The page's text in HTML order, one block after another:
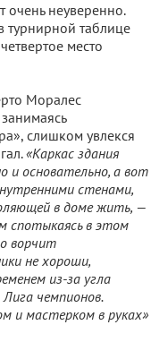
очень неуверенно.
турнирной таблице
место
Моралес
слишком увлекся
«Каркас здания
и основательно, а вот
стенами,
в доме жить, —
спотыкаясь в этом
ворчит
не хороши,
из-за угла
чемпионов.
и мастерком в руках»